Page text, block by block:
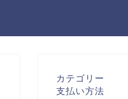
カテゴリー
支払い方法